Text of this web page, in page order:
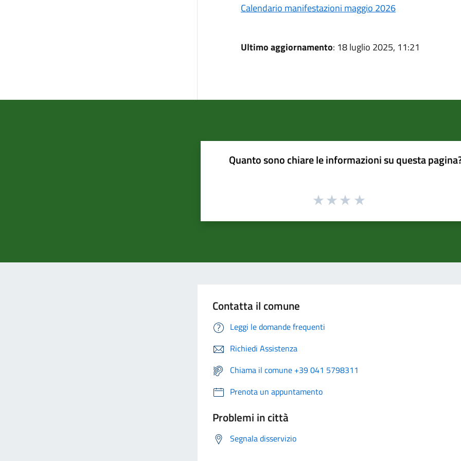
Calendario manifestazioni maggio 2026
Ultimo aggiornamento: 18 luglio 2025, 11:21
Quanto sono chiare le informazioni su questa
Contatta il comune
Leggi le domande frequenti
Richiedi Assistenza
Chiama il comune +39 041 5798311
Prenota un appuntamento
Problemi in città
Segnala disservizio